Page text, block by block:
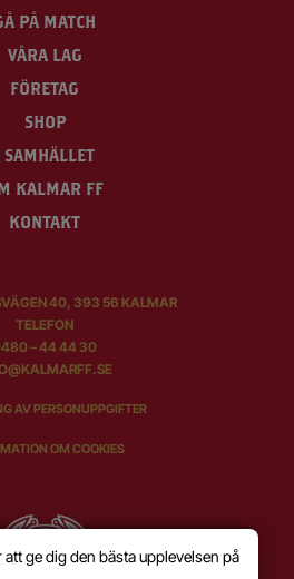
PÅ MATCH
VÅRA LAG
FÖRETAG
SHOP
SAMHÄLLET
KALMAR FF
KONTAKT
40, 393 56 KALMAR
TELEFON
– 44 44 30
AV PERSONUPPGIFTER
OM COOKIES
ge dig den bästa upplevelsen på